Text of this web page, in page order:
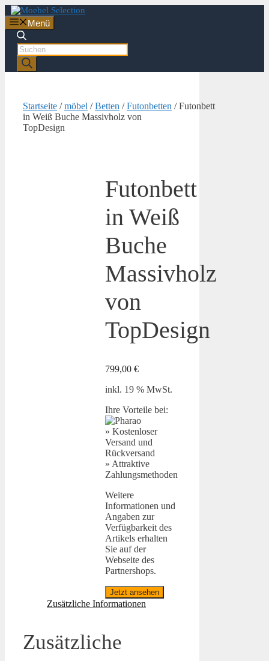
Zum
Inhalt
springen
Menü
Products
search
Startseite /möbel /Betten /Futonbetten / Futonbett
in Weiß Buche Massivholz von
TopDesign
Futonbett
in Weiß
Buche
Massivholz
von
TopDesign
799,00€
inkl. 19 % MwSt.
Ihre Vorteile bei:
» Kostenloser
Versand und
Rückversand
» Attraktive
Zahlungsmethoden
Weitere
Informationen und
Angaben zur
Verfügbarkeit des
Artikels erhalten
Sie auf der
Webseite des
Partnershops.
Jetzt ansehen
Zusätzliche Informationen
Zusätzliche